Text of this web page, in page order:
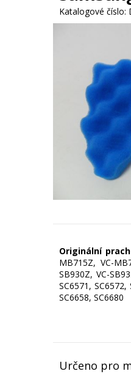
Katalogové číslo:
Originální
MB715Z, VC-
SB930Z, VC-
SC6571, SC6572,
SC6658, SC6680
Určeno pro